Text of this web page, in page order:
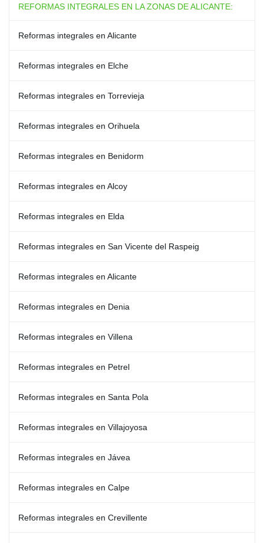
REFORMAS INTEGRALES EN LA ZONAS DE ALICANTE:
Reformas integrales en Alicante
Reformas integrales en Elche
Reformas integrales en Torrevieja
Reformas integrales en Orihuela
Reformas integrales en Benidorm
Reformas integrales en Alcoy
Reformas integrales en Elda
Reformas integrales en San Vicente del Raspeig
Reformas integrales en Alicante
Reformas integrales en Denia
Reformas integrales en Villena
Reformas integrales en Petrel
Reformas integrales en Santa Pola
Reformas integrales en Villajoyosa
Reformas integrales en Jávea
Reformas integrales en Calpe
Reformas integrales en Crevillente